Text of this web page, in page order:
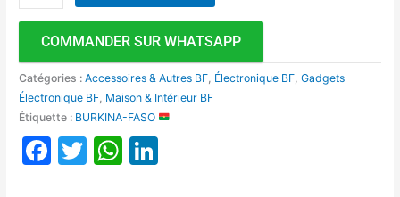
COMMANDER SUR WHATSAPP
Catégories :Accessoires & Autres BF Électronique BF ,Gadgets
Électronique BF Maison & Intérieur BF
Étiquette : BURKINA-FASO
Facebook
TwitterWhatsApp